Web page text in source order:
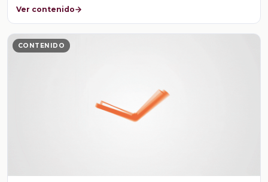
Ver contenido
CONTENIDO